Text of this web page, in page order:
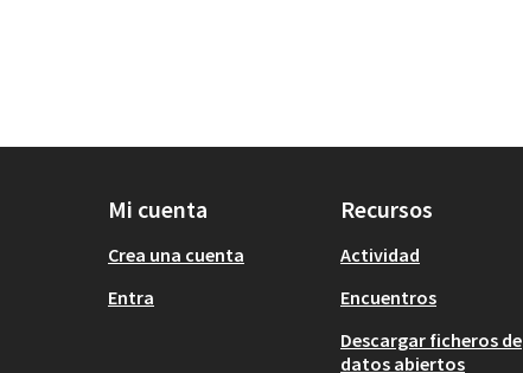
Mi cuenta
Crea una cuenta
Entra
Recursos
Actividad
Encuentros
Descargar ficheros de
datos abiertos